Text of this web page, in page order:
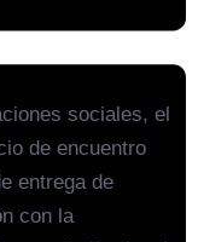
sociales, el
de encuentro
entrega de
con la